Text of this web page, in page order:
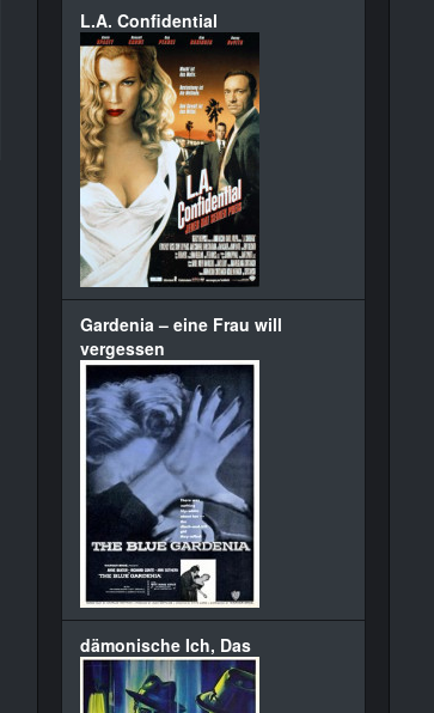
L.A. Confidential
Gardenia – eine Frau will
vergessen
dämonische Ich, Das